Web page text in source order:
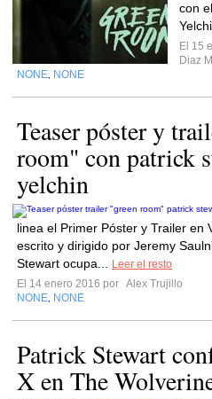
con
El 15
Diaz
NONE NONE
Teaser póster y
room" con patrick
yelchin
linea el Primer Póster y Trailer en
escrito y dirigido por Jeremy
Stewart ocupa...
Leer el resto
El 14 enero 2016 por Alex Trujillo
NONE NONE
Patrick Stewart
X en The